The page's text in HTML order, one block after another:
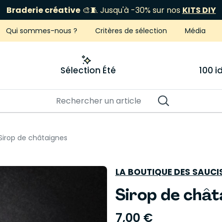
ÉCLIPSE 12 AOÛT Je fonce
Qui sommes-nous ? Critères de sélection Média
Sélection Été 100
de châtaignes
LA BOUTIQUE DES
Sirop de
7,00 €